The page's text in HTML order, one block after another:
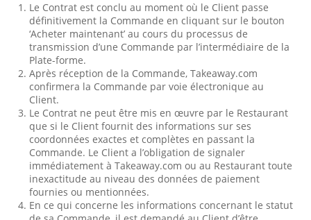
Le Contrat est conclu au moment où le Client passe
définitivement la Commande en cliquant sur le bouton
‘Acheter maintenant’ au cours du processus de
transmission d’une Commande par l’intermédiaire de la
Plate-forme.
Après réception de la Commande, Takeaway.com
confirmera la Commande par voie électronique au
Client.
Le Contrat ne peut être mis en œuvre par le Restaurant
que si le Client fournit des informations sur ses
coordonnées exactes et complètes en passant la
Commande. Le Client a l’obligation de signaler
immédiatement à Takeaway.com ou au Restaurant toute
inexactitude au niveau des données de paiement
fournies ou mentionnées.
En ce qui concerne les informations concernant le statut